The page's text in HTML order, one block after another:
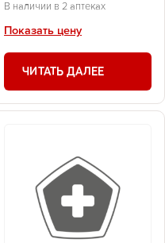
В наличии в 2 аптеках
Показать цену
ЧИТАТЬ ДАЛЕЕ